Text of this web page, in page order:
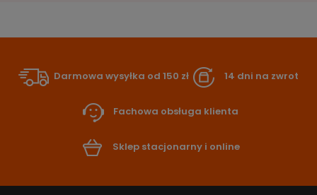
Darmowa wysyłka od 150 zł 14 dni na zwrot
Fachowa obsługa klienta
Sklep stacjonarny i online